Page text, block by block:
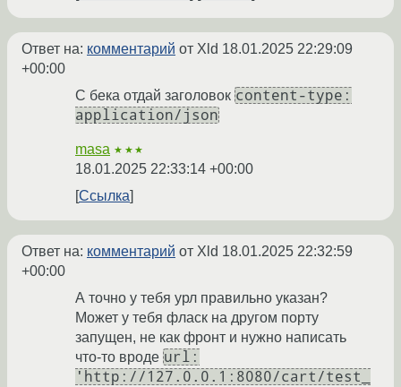
Ответ на: комментарий от Xld 18.01.2025 22:29:09
+00:00
С бека отдай заголовок content-type:
application/json
masa ★★★
18.01.2025 22:33:14 +00:00
Ссылка
Ответ на: комментарий от Xld 18.01.2025 22:32:59
+00:00
А точно у тебя урл правильно указан?
Может у тебя фласк на другом порту
запущен, не как фронт и нужно написать
что-то вроде url:
'http://127.0.0.1:8080/cart/test_